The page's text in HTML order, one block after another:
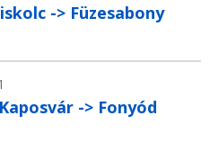
-> Füzesabony
-> Fonyód